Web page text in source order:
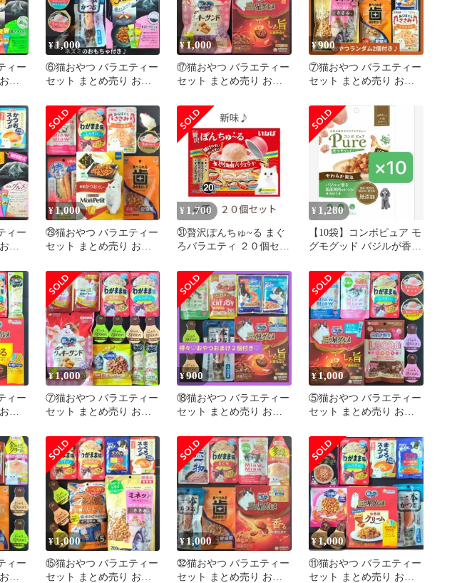
ィー
試
¥1,000
⑥猫おやつ バラエティー
セット まとめ売り お試
猫の餌
¥1,000
⑰猫おやつ バラエティー
セット まとめ売り お試
猫の餌
¥900
⑦猫おやつ バラエティー
セット まとめ売り お試
猫の餌
ィー
試
¥1,000
㉙猫おやつ バラエティー
セット まとめ売り お試
猫の餌
¥ 1,700
㉛贅沢ぽんちゅ~る まぐ
ろバラエティ ２０個セッ
¥ 1,280
【10袋】コンボピュア モ
グモグッド バジルが香る
個
ィー
試
¥1,000
⑦猫おやつ バラエティー
セット まとめ売り お試
猫の餌
¥900
⑱猫おやつ バラエティー
セット まとめ売り お試
猫の餌
¥1,000
⑤猫おやつ バラエティー
セット まとめ売り お試
猫の餌
ィー
試
¥ 1,000
⑮猫おやつ バラエティー
セット まとめ売り お試
¥1,000
㉜猫おやつ バラエティー
セット まとめ売り お試
¥1,000
⑪猫おやつ バラエティー
セット まとめ売り お試